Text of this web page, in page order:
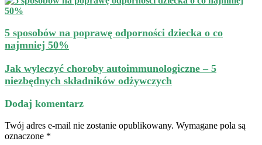
5 sposobów na poprawę odporności dziecka o co
najmniej 50%
Jak wyleczyć choroby autoimmunologiczne – 5
niezbędnych składników odżywczych
Dodaj komentarz
Twój adres e-mail nie zostanie opublikowany. Wymagane pola są
oznaczone *